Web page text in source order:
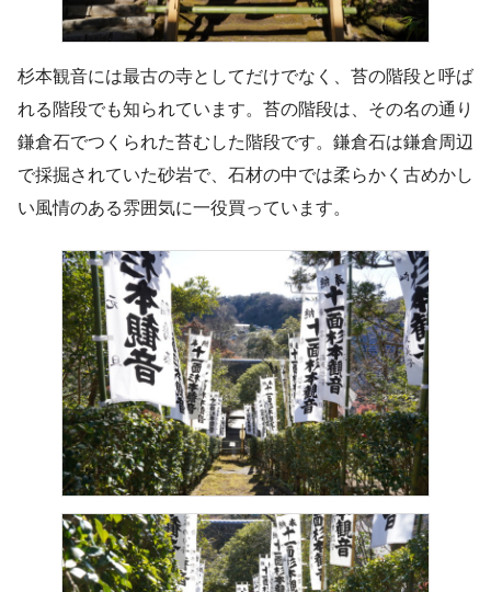
杉本観音には最古の寺としてだけでなく、苔の階段と呼ば
れる階段でも知られています。苔の階段は、その名の通り
鎌倉石でつくられた苔むした階段です。鎌倉石は鎌倉周辺
で採掘されていた砂岩で、石材の中では柔らかく古めかし
い風情のある雰囲気に一役買っています。